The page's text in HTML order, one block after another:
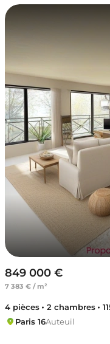
849 000 €
7 383 € / m²
4 pièces 2 chambres
Paris 16Auteuil